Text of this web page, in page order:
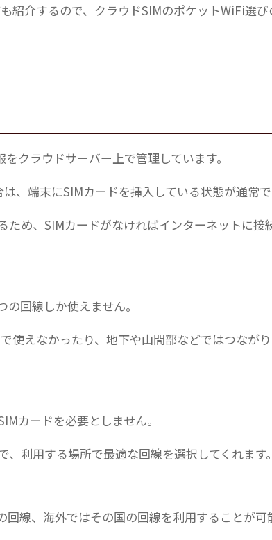
紹介するので、クラウドSIMのポケットWiFi選び
クラウドサーバー上で管理しています。
、端末にSIMカードを挿入している状態が通常で
ため、SIMカードがなければインターネットに接
回線しか使えません。
使えなかったり、地下や山間部などではつなが
カードを必要としません。
利用する場所で最適な回線を選択してくれます。
線、海外ではその国の回線を利用することが可